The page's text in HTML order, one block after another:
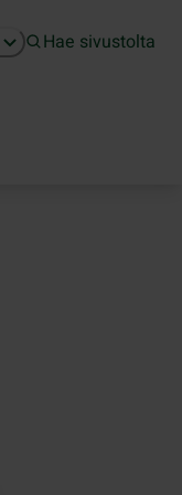
Hae sivustolta